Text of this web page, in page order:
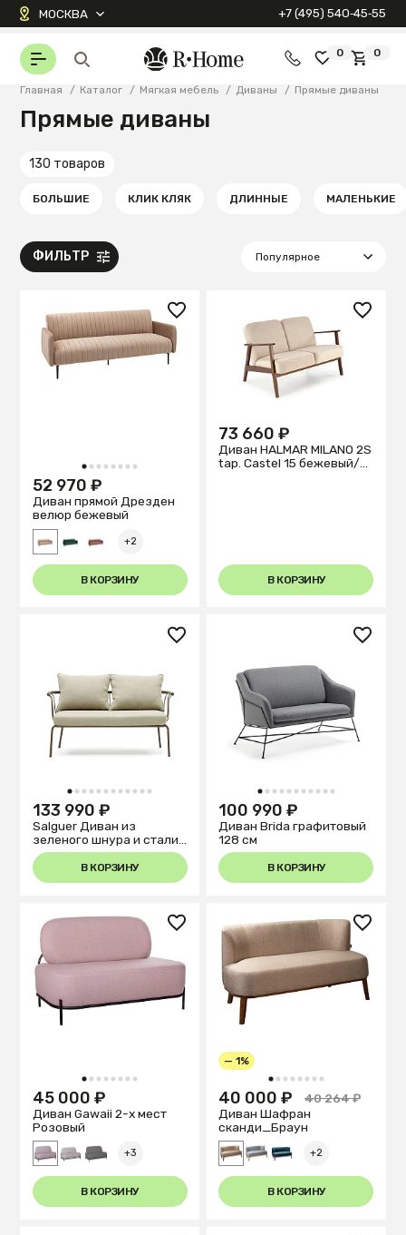
МОСКВА +7 (495) 540‑45‑55
0 0
Главная / Каталог / Мягкая мебель / Диваны / Прямые диваны
Прямые диваны
130 товаров
БОЛЬШИЕ КЛИК КЛЯК ДЛИННЫЕ МАЛЕНЬКИЕ
ФИЛЬТР
1 2 3 4 5 6 7 8
52 970 ₽
Диван прямой Дрезден
велюр бежевый
+2
В КОРЗИНУ
73 660 ₽
Диван HALMAR MILANO 2S
tap. Castel 15 бежевый/
В КОРЗИНУ
1 2 3 4 5 6 7 8 9 101112
133 990 ₽
Salguer Диван из
зеленого шнура и стали
с коричневой окраской
134 см
В КОРЗИНУ
1 2 3 4 5 6 7 8 9 1011
100 990 ₽
Диван Brida графитовый
128 см
В КОРЗИНУ
1 2 3 4 5 6 7 8
45 000 ₽
Диван Gawaii 2-х мест
Розовый
+3
В КОРЗИНУ
1 2 3 4 5 6 7 8
— 1%
40 000 ₽
40 264 ₽
Диван Шафран
cканди_Браун
+2
В КОРЗИНУ